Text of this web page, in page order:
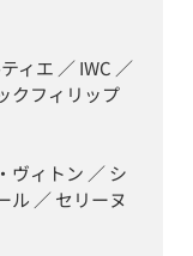
ィエ ／ IWC ／
クフィリップ
ヴィトン ／ シ
ル ／ セリーヌ